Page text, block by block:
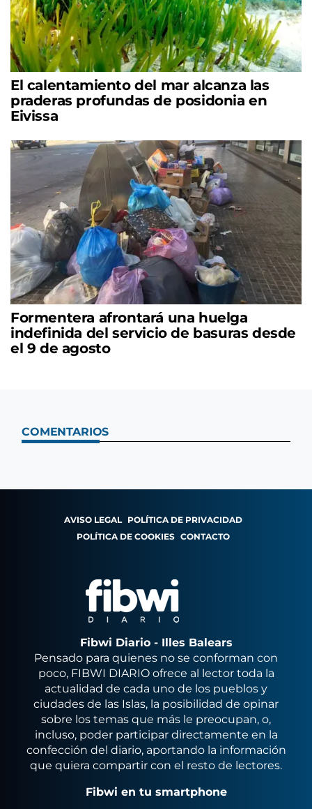
El calentamiento del mar alcanza las
praderas profundas de posidonia en
Eivissa
Formentera afrontará una huelga
indefinida del servicio de basuras desde
el 9 de agosto
COMENTARIOS
AVISO LEGAL POLÍTICA DE PRIVACIDAD
POLÍTICA DE COOKIES CONTACTO
Fibwi Diario - Illes Balears
Pensado para quienes no se conforman con
poco, FIBWI DIARIO ofrece al lector toda la
actualidad de cada uno de los pueblos y
ciudades de las Islas, la posibilidad de opinar
sobre los temas que más le preocupan, o,
incluso, poder participar directamente en la
confección del diario, aportando la información
que quiera compartir con el resto de lectores.
Fibwi en tu smartphone